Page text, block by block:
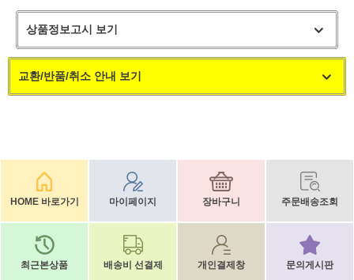
상품정보고시 보기
교환/반품/취소 안내 보기
HOME 바로가기 마이페이지 장바구니 주문배송조회
최근본상품 배송비 선결제 개인결제창 문의게시판